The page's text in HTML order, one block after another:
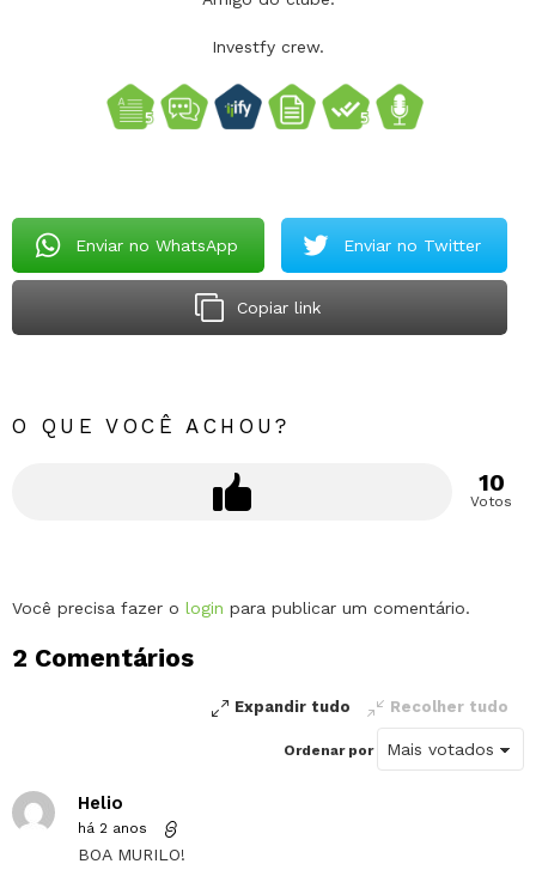
Investfy crew.
Enviar no WhatsApp Enviar no Twitter
Copiar link
O QUE VOCÊ ACHOU?
10
Votos
Deixe
comentário
Você precisa fazer o login para publicar um comentário.
2 Comentários
Expandir tudo Recolher tudo
Ordenar por
Helio
há 2 anos
BOA MURILO!